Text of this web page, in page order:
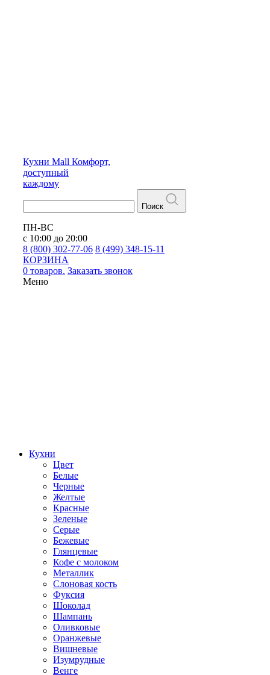
Кухни Mall Комфорт,
доступный
каждому
Поиск
ПН-ВС
с 10:00 до 20:00
8 (800) 302-77-06 8 (499) 348-15-11
КОРЗИНА
0 товаров. Заказать звонок
Меню
Кухни
Цвет
Белые
Черные
Желтые
Красные
Зеленые
Серые
Бежевые
Глянцевые
Кофе с молоком
Металлик
Слоновая кость
Фуксия
Шоколад
Шампань
Оливковые
Оранжевые
Вишневые
Изумрудные
Венге